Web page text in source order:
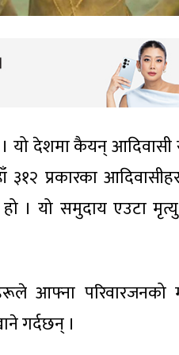
। यो देशमा कैयन्
प्रकारका
। यो समुदाय एउटा
आफ्ना परिवारजनको
गर्दछन् ।